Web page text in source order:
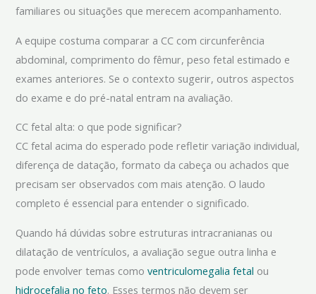
familiares ou situações que merecem acompanhamento.
A equipe costuma comparar a CC com circunferência
abdominal, comprimento do fêmur, peso fetal estimado e
exames anteriores. Se o contexto sugerir, outros aspectos
do exame e do pré-natal entram na avaliação.
CC fetal alta: o que pode significar?
CC fetal acima do esperado pode refletir variação individual,
diferença de datação, formato da cabeça ou achados que
precisam ser observados com mais atenção. O laudo
completo é essencial para entender o significado.
Quando há dúvidas sobre estruturas intracranianas ou
dilatação de ventrículos, a avaliação segue outra linha e
pode envolver temas comoventriculomegalia fetal ou
hidrocefalia no feto. Esses termos não devem ser